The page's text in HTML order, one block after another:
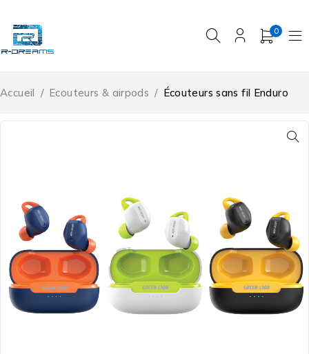
0
Accueil / Ecouteurs & airpods / Écouteurs sans fil Enduro